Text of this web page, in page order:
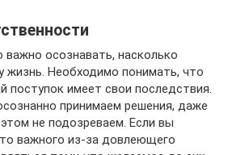
осознавать, насколько
жизнь. Необходимо понимать, что
поступок имеет свои последствия.
принимаем решения, даже
не подозреваем. Если вы
важного из-за довлеющего